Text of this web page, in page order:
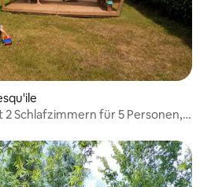
2 Schlafzimmern für 5 Personen,